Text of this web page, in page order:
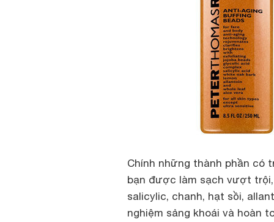
Chính những thành phần có
bạn được làm sạch vượt
salicylic, chanh, hạt sồi,
nghiệm sảng khoái và hoàn